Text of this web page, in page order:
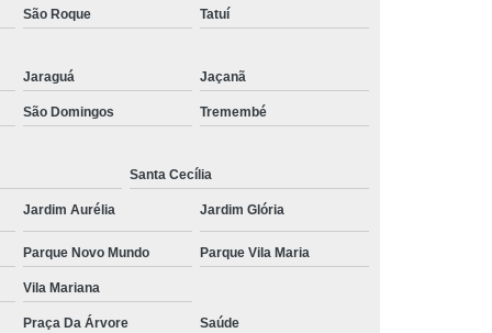
Tratamento para Insônia Interior de São Paulo
para Bipolaridade
Tratamento de Transtorno Bipolar
Tratamento para Depressão Bipolar
Tratamento para Transtorno Bipolar
Bipolar Interior de São Paulo
Bipolar São Paulo
São Roque Tatuí
Jaraguá Jaçanã
São Domingos Tremembé
Santa Cecília
Jardim Aurélia Jardim Glória
Parque Novo Mundo Parque Vila Maria
Vila Mariana
Praça Da Árvore Saúde